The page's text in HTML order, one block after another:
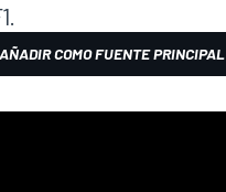
AÑADIR COMO FUENTE PRINCIPAL